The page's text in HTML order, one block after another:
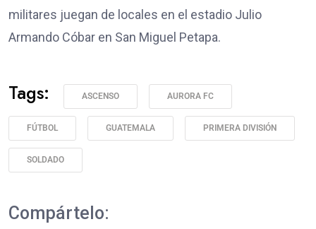
militares juegan de locales en el estadio Julio
Armando Cóbar en San Miguel Petapa.
Tags: ASCENSO AURORA FC
FÚTBOL GUATEMALA PRIMERA DIVISIÓN
SOLDADO
Compártelo: